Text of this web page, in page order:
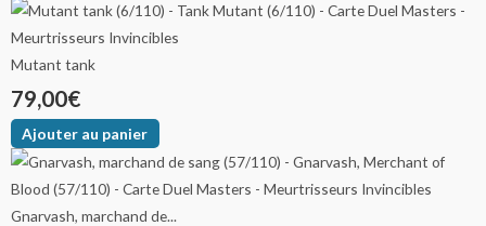
Mutant tank
79,00€
Ajouter au panier
Gnarvash, marchand de...